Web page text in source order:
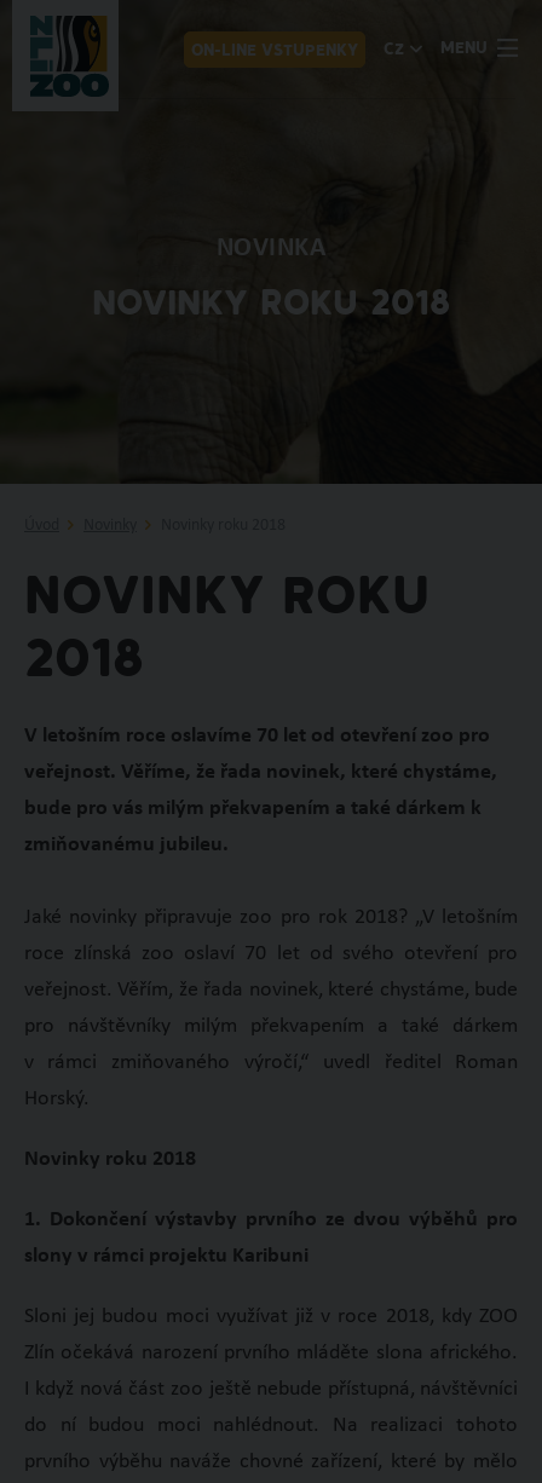
ON-LINE VSTUPENKY CZ MENU
NOVINKA
NOVINKY ROKU 2018
Novinky roku
2018
V letošním roce oslavíme 70 let od otevření zoo pro
veřejnost. Věříme, že řada novinek, které chystáme,
bude pro vás milým překvapením a také dárkem k
zmiňovanému jubileu.
Jaké novinky připravuje zoo pro rok 2018? „V letošním
roce zlínská zoo oslaví 70 let od svého otevření pro
veřejnost. Věřím, že řada novinek, které chystáme, bude
pro návštěvníky milým překvapením a také dárkem
v rámci zmiňovaného výročí,“ uvedl ředitel Roman
Horský.
Novinky roku 2018
1. Dokončení výstavby prvního ze dvou výběhů pro
slony v rámci projektu Karibuni
Sloni jej budou moci využívat již v roce 2018, kdy ZOO
Zlín očekává narození prvního mláděte slona afrického.
I když nová část zoo ještě nebude přístupná, návštěvníci
do ní budou moci nahlédnout. Na realizaci tohoto
prvního výběhu naváže chovné zařízení, které by mělo